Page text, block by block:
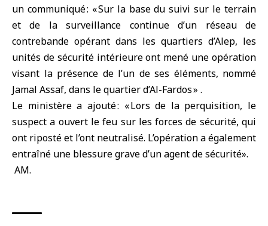
un communiqué : « Sur la base du suivi sur le terrain
et de la surveillance continue d’un réseau de
contrebande opérant dans les quartiers d’Alep, les
unités de sécurité intérieure ont mené une opération
visant la présence de l’un de ses éléments, nommé
Jamal Assaf, dans le quartier d’Al-Fardos » .
Le ministère a ajouté : « Lors de la perquisition, le
suspect a ouvert le feu sur les forces de sécurité, qui
ont riposté et l’ont neutralisé. L’opération a également
entraîné une blessure grave d’un agent de sécurité».
AM.